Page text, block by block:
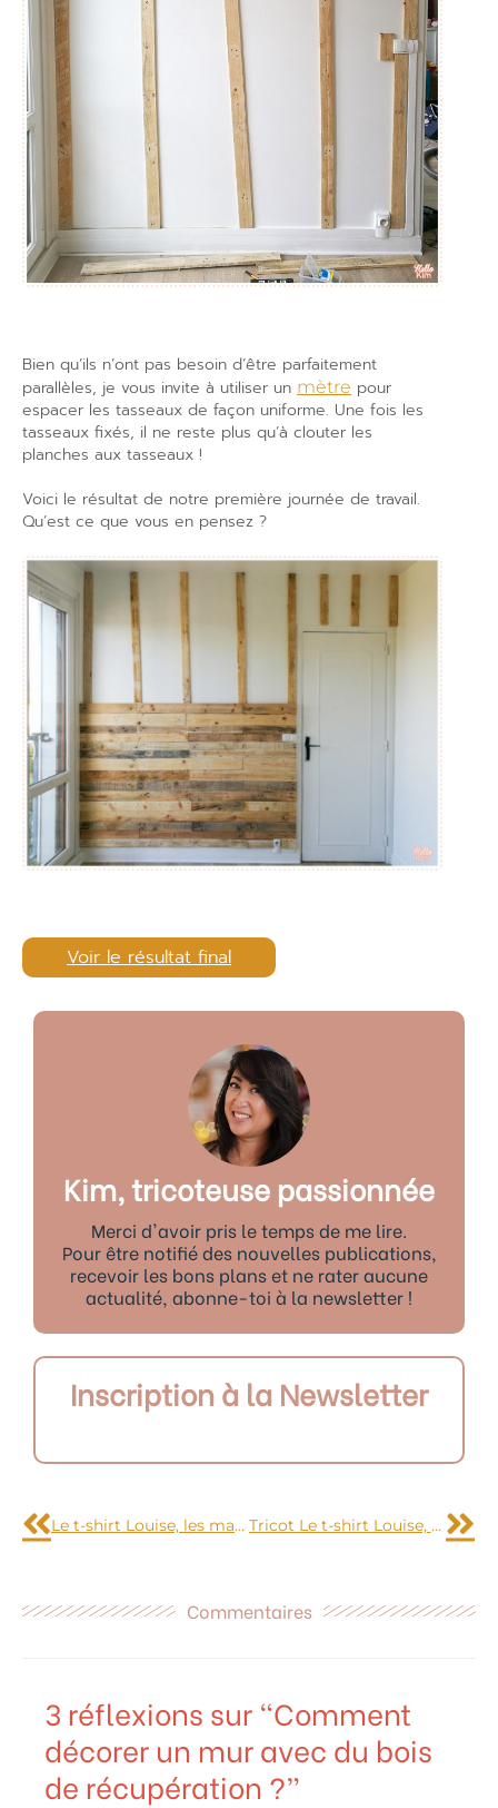
Bien qu’ils n’ont pas besoin d’être parfaitement
parallèles, je vous invite à utiliser un mètre pour
espacer les tasseaux de façon uniforme. Une fois les
tasseaux fixés, il ne reste plus qu’à clouter les
planches aux tasseaux !
Voici le résultat de notre première journée de travail.
Qu’est ce que vous en pensez ?
Voir le résultat final
Kim, tricoteuse passionnée
Merci d'avoir pris le temps de me lire.
Pour être notifié des nouvelles publications,
recevoir les bons plans et ne rater aucune
actualité, abonne-toi à la newsletter !
Inscription à la Newsletter
Le t-shirt Louise, les manches Tricot Le t-shirt Louise, terminé
Commentaires
3 réflexions sur “Comment
décorer un mur avec du bois
de récupération ?”